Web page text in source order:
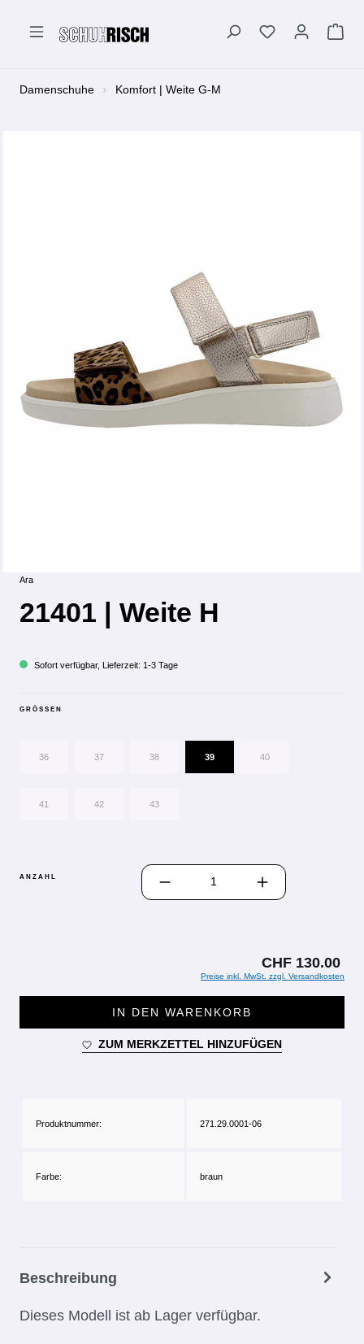
Damenschuhe Komfort | Weite G-M
Ara
21401 | Weite H
Sofort verfügbar, Lieferzeit: 1-3 Tage
GRÖSSEN
36 37 38 39 40
41 42 43
ANZAHL
PRODUKT ANZAHL: GIB DEN
CHF 130.00
Preise inkl. MwSt. zzgl. Versandkosten
IN DEN WARENKORB
ZUM MERKZETTEL HINZUFÜGEN
Produktnummer: 271.29.0001-06
Farbe: braun
Beschreibung
Dieses Modell ist ab Lager verfügbar.